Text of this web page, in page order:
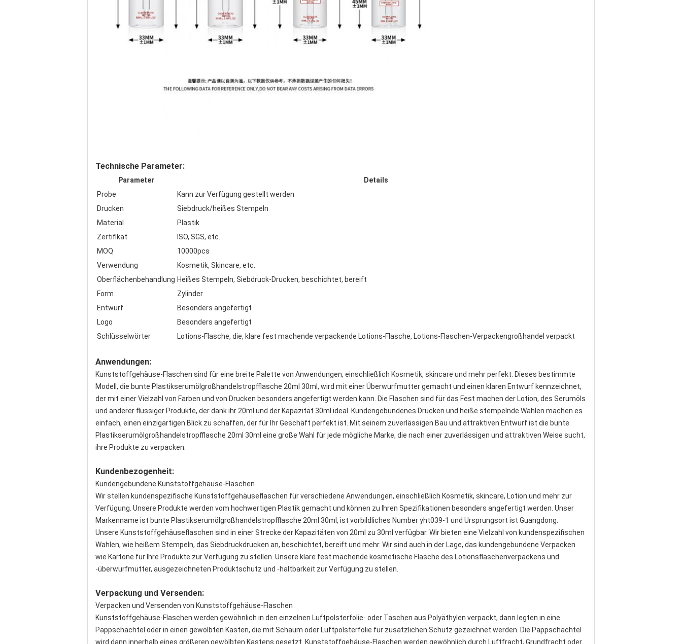
Technische Parameter:
Parameter
Details
Probe
Kann zur Verfügung gestellt werden
Drucken
Siebdruck/heißes Stempeln
Material
Plastik
Zertifikat
ISO, SGS, etc.
MOQ
10000pcs
Verwendung
Kosmetik, Skincare, etc.
Oberflächenbehandlung Heißes Stempeln, Siebdruck-Drucken, beschichtet, bereift
Form
Zylinder
Entwurf
Besonders angefertigt
Logo
Besonders angefertigt
Schlüsselwörter
Lotions-Flasche, die, klare fest machende verpackende Lotions-Flasche, Lotions-Flaschen-Verpackengroßhandel verpackt
Anwendungen:
Kunststoffgehäuse-Flaschen sind für eine breite Palette von Anwendungen, einschließlich Kosmetik, skincare und mehr perfekt. Dieses bestimmte
Modell, die bunte Plastikserumölgroßhandelstropfflasche 20ml 30ml, wird mit einer Überwurfmutter gemacht und einen klaren Entwurf kennzeichnet,
der mit einer Vielzahl von Farben und von Drucken besonders angefertigt werden kann. Die Flaschen sind für das Fest machen der Lotion, des Serumöls
und anderer flüssiger Produkte, der dank ihr 20ml und der Kapazität 30ml ideal. Kundengebundenes Drucken und heiße stempelnde Wahlen machen es
einfach, einen einzigartigen Blick zu schaffen, der für Ihr Geschäft perfekt ist. Mit seinem zuverlässigen Bau und attraktiven Entwurf ist die bunte
Plastikserumölgroßhandelstropfflasche 20ml 30ml eine große Wahl für jede mögliche Marke, die nach einer zuverlässigen und attraktiven Weise sucht,
ihre Produkte zu verpacken.
Kundenbezogenheit:
Kundengebundene Kunststoffgehäuse-Flaschen
Wir stellen kundenspezifische Kunststoffgehäuseflaschen für verschiedene Anwendungen, einschließlich Kosmetik, skincare, Lotion und mehr zur
Verfügung. Unsere Produkte werden vom hochwertigen Plastik gemacht und können zu Ihren Spezifikationen besonders angefertigt werden. Unser
Markenname ist bunte Plastikserumölgroßhandelstropfflasche 20ml 30ml, ist vorbildliches Number yht039-1 und Ursprungsort ist Guangdong.
Unsere Kunststoffgehäuseflaschen sind in einer Strecke der Kapazitäten von 20ml zu 30ml verfügbar. Wir bieten eine Vielzahl von kundenspezifischen
Wahlen, wie heißem Stempeln, das Siebdruckdrucken an, beschichtet, bereift und mehr. Wir sind auch in der Lage, das kundengebundene Verpacken
wie Kartone für Ihre Produkte zur Verfügung zu stellen. Unsere klare fest machende kosmetische Flasche des Lotionsflaschenverpackens und
-überwurfmutter, ausgezeichneten Produktschutz und -haltbarkeit zur Verfügung zu stellen.
Verpackung und Versenden:
Verpacken und Versenden von Kunststoffgehäuse-Flaschen
Kunststoffgehäuse-Flaschen werden gewöhnlich in den einzelnen Luftpolsterfolie- oder Taschen aus Polyäthylen verpackt, dann legten in eine
Pappschachtel oder in einen gewölbten Kasten, die mit Schaum oder Luftpolsterfolie für zusätzlichen Schutz gezeichnet werden. Die Pappschachtel
wird dann innerhalb eines größeren gewölbten Kastens gesetzt. Kunststoffgehäuse-Flaschen werden gewöhnlich durch Luftfracht, Grundfracht oder